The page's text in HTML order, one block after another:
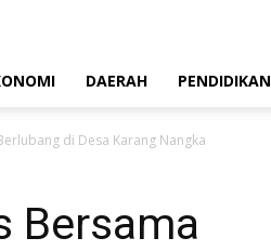
DAERAH PENDIDIKAN
di Desa Karang Nangka
Bersama